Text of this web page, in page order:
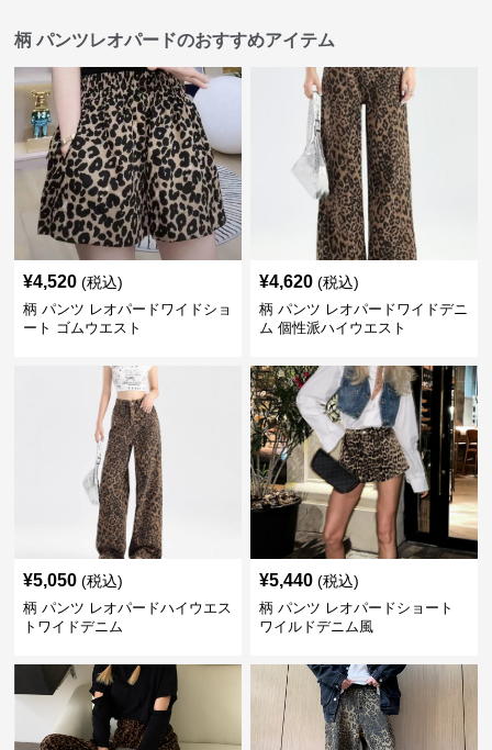
柄 パンツレオパードのおすすめアイテム
¥4,520 (税込)
柄 パンツ レオパードワイドショ
ート ゴムウエスト
¥4,620 (税込)
柄 パンツ レオパードワイドデニ
ム 個性派ハイウエスト
¥5,050 (税込)
柄 パンツ レオパードハイウエス
トワイドデニム
¥5,440 (税込)
柄 パンツ レオパードショート
ワイルドデニム風